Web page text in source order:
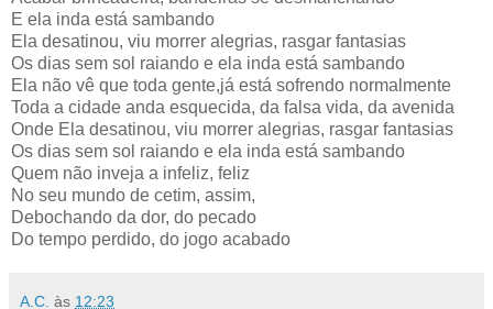
E ela inda está sambando
Ela desatinou, viu morrer alegrias, rasgar fantasias
Os dias sem sol raiando e ela inda está sambando
Ela não vê que toda gente,já está sofrendo normalmente
Toda a cidade anda esquecida, da falsa vida, da avenida
Onde Ela desatinou, viu morrer alegrias, rasgar fantasias
Os dias sem sol raiando e ela inda está sambando
Quem não inveja a infeliz, feliz
No seu mundo de cetim, assim,
Debochando da dor, do pecado
Do tempo perdido, do jogo acabado
A.C. às 12:23